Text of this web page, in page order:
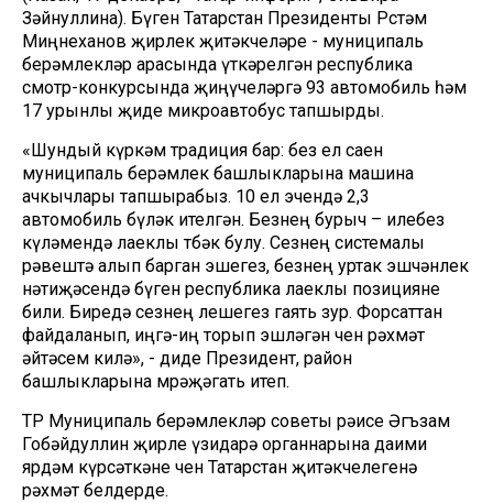
Зәйнуллина). Бүген Татарстан Президенты Рөстәм
Миңнеханов җирлек җитәкчеләре - муниципаль
берәмлекләр арасында үткәрелгән республика
смотр-конкурсында җиңүчеләргә 93 автомобиль һәм
17 урынлы җиде микроавтобус тапшырды.
«Шундый күркәм традиция бар: без ел саен
муниципаль берәмлек башлыкларына машина
ачкычлары тапшырабыз. 10 ел эчендә 2,3
автомобиль бүләк ителгән. Безнең бурыч – илебез
күләмендә лаеклы төбәк булу. Сезнең системалы
рәвештә алып барган эшегез, безнең уртак эшчәнлек
нәтиҗәсендә бүген республика лаеклы позицияне
били. Биредә сезнең өлешегез гаять зур. Форсаттан
файдаланып, иңгә-иң торып эшләгән өчен рәхмәт
әйтәсем килә», - диде Президент, район
башлыкларына мөрәҗәгать итеп.
ТР Муниципаль берәмлекләр советы рәисе Әгъзам
Гобәйдуллин җирле үзидарә органнарына даими
ярдәм күрсәткәне өчен Татарстан җитәкчелегенә
рәхмәт белдерде.